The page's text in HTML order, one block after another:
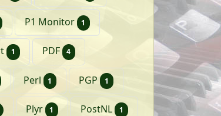
artikelenP1 Monitor 1 artikel
1 artikelPDF 4 artikelen
artikelPerl 1 artikelPGP 1 artikel
artikelen
Plyr 1 artikelPostNL 1 artikel